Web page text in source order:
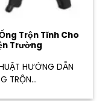
Trộn Tĩnh Cho
Trường
HƯỚNG DẪN
TRỘN...